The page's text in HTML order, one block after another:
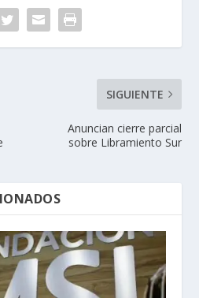
SIGUIENTE
Anuncian cierre parcial
sobre Libramiento Sur